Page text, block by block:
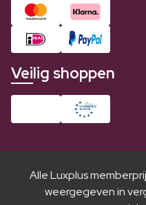
Veilig shoppen
Alle Luxplus
weergegeven in